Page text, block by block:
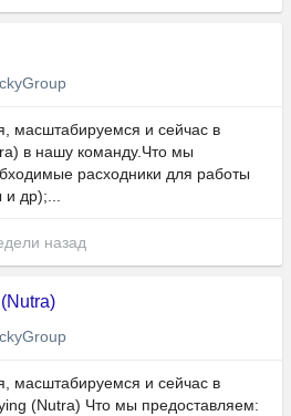
масштабируемся и сейчас в
в нашу команду.Что мы
расходники для работы
и др);...
назад
масштабируемся и сейчас в
(Nutra) Что мы предоставляем: